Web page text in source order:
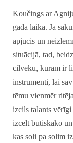
Koučings ar
gada laikā. Ja
apjucis un
situācijā, tad,
cilvēku, kuram ir
instrumenti, lai
tēmu vienmēr
izcils talants vērīgi
izcelt būtiskāko
kas soli pa solim